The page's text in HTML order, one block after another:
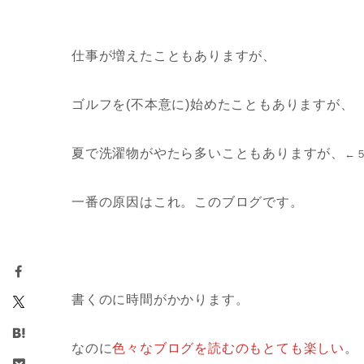
仕事が増えたこともありますが、
ゴルフを(不本意に)始めたこともありますが、
夏で洗濯物がやたら多いこともありますが、 ←
一番の原因はこれ。このブログです。
書くのに時間がかかります。
なのに色々なブログを読むのもとても楽しい 。